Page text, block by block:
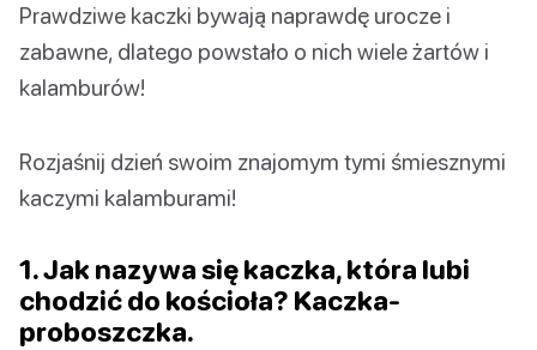
Prawdziwe kaczki bywają naprawdę urocze i
zabawne, dlatego powstało o nich wiele żartów i
kalamburów!
Rozjaśnij dzień swoim znajomym tymi śmiesznymi
kaczymi kalamburami!
1. Jak nazywa się kaczka, która lubi
chodzić do kościoła? Kaczka-
proboszczka.